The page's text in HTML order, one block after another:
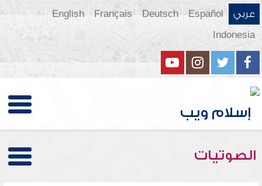
عربي Español
Deutsch
Français
English
Indonesia
الصوتيات